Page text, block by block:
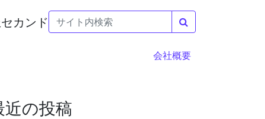
検索
会社概要
近の投稿